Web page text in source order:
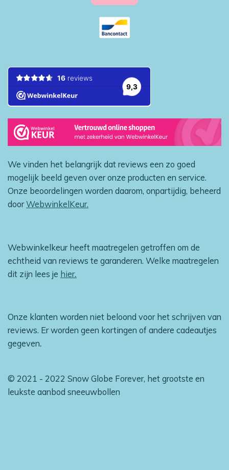
We vinden het belangrijk dat reviews een zo goed
mogelijk beeld geven over onze producten en service.
Onze beoordelingen worden daarom, onpartijdig, beheerd
doorWebwinkelKeur.
Webwinkelkeur heeft maatregelen getroffen om de
echtheid van reviews te garanderen. Welke maatregelen
dit zijn lees je hier.
Onze klanten worden niet beloond voor het schrijven van
reviews. Er worden geen kortingen of andere cadeautjes
gegeven.
© 2021 - 2022 Snow Globe Forever, het grootste en
leukste aanbod sneeuwbollen